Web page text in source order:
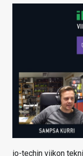
io-techin viikon